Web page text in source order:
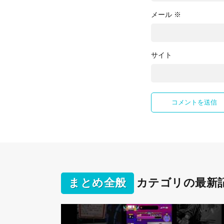
メール ※
サイト
まとめ全般 カテゴリの最新